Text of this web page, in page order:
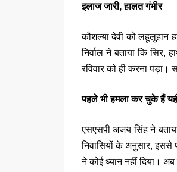
इलाज जारी, हालत गंभीर
कौशल्या देवी को लहूलुहान
निर्वाल ने बताया कि
रविवार को ही करना पड़ा।
पहले भी हमला कर चुके हैं
एसएसपी अजय सिंह ने
निवासियों के अनुसार,
ने कोई ध्यान नहीं दिया।